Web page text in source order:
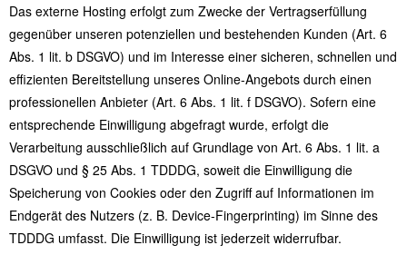
Das externe Hosting erfolgt zum Zwecke der Vertragserfüllung
gegenüber unseren potenziellen und bestehenden Kunden (Art. 6
Abs. 1 lit. b DSGVO) und im Interesse einer sicheren, schnellen und
effizienten Bereitstellung unseres Online-Angebots durch einen
professionellen Anbieter (Art. 6 Abs. 1 lit. f DSGVO). Sofern eine
entsprechende Einwilligung abgefragt wurde, erfolgt die
Verarbeitung ausschließlich auf Grundlage von Art. 6 Abs. 1 lit. a
DSGVO und § 25 Abs. 1 TDDDG, soweit die Einwilligung die
Speicherung von Cookies oder den Zugriff auf Informationen im
Endgerät des Nutzers (z. B. Device-Fingerprinting) im Sinne des
TDDDG umfasst. Die Einwilligung ist jederzeit widerrufbar.